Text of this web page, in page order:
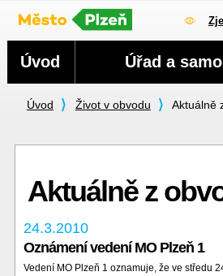
Úvod Život v obvodu Aktuálně
Aktuálně z
24.3.2010
Oznámení vedení MO Plzeň 1
Vedení MO Plzeň 1 oznamuje, že ve středu
Navigace
Úvod Úřad a